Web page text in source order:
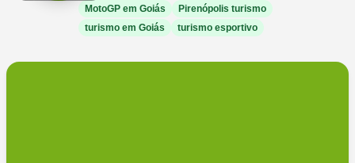
MotoGP em Goiás
Pirenópolis turismo
turismo em Goiás
turismo esportivo